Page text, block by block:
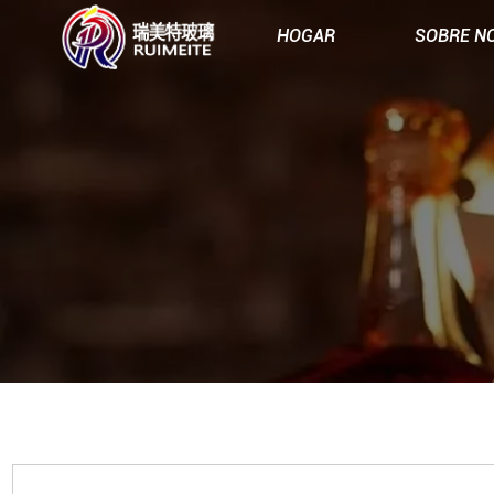
HOGAR SOBRE